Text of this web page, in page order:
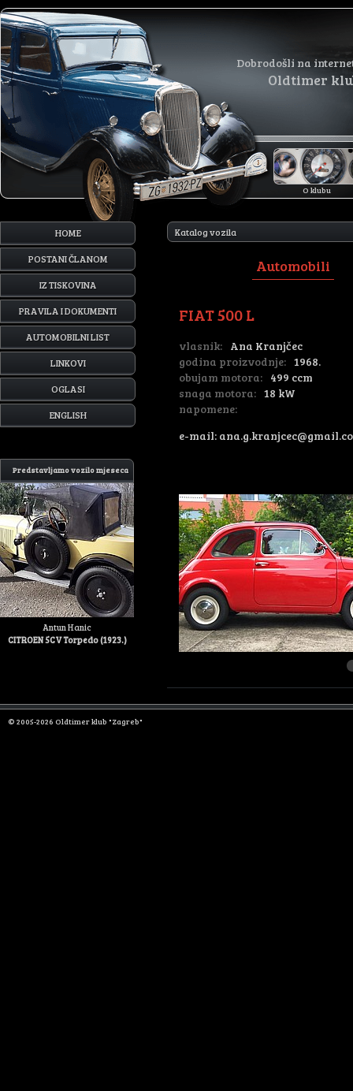
Dobrodošli na
Oldtimer
O klubu
HOME
POSTANI ČLANOM
IZ TISKOVINA
PRAVILA I DOKUMENTI
AUTOMOBILNI LIST
LINKOVI
OGLASI
ENGLISH
Predstavljamo vozilo mjeseca
Antun Hanic
CITROEN 5CV Torpedo (1923.)
Katalog vozila
Automobili
FIAT 500 L
vlasnik: Ana Kranjčec
godina proizvodnje: 1968.
obujam motora: 499 ccm
snaga motora: 18 kW
napomene:
e-mail:
© 2005-2026 Oldtimer klub "Zagreb"